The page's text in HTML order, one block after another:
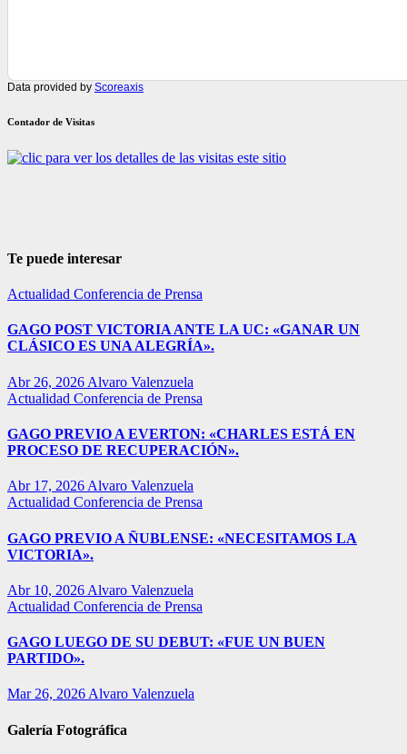
Data provided by Scoreaxis
Contador de Visitas
Te puede interesar
Actualidad Conferencia de Prensa
GAGO POST VICTORIA ANTE LA UC: «GANAR UN
CLÁSICO ES UNA ALEGRÍA».
Abr 26, 2026 Alvaro Valenzuela
Actualidad Conferencia de Prensa
GAGO PREVIO A EVERTON: «CHARLES ESTÁ EN
PROCESO DE RECUPERACIÓN».
Abr 17, 2026 Alvaro Valenzuela
Actualidad Conferencia de Prensa
GAGO PREVIO A ÑUBLENSE: «NECESITAMOS LA
VICTORIA».
Abr 10, 2026 Alvaro Valenzuela
Actualidad Conferencia de Prensa
GAGO LUEGO DE SU DEBUT: «FUE UN BUEN
PARTIDO».
Mar 26, 2026 Alvaro Valenzuela
Galería Fotográfica